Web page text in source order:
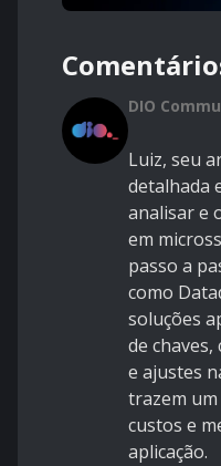
DIO
Luiz, seu
detalhada
analisar e
em
passo a
como
soluções
de
e ajustes
trazem
custos e
aplicação.